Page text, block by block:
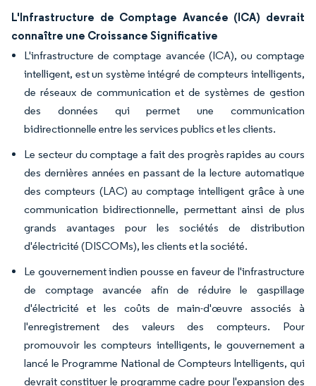
L'Infrastructure de Comptage Avancée (ICA) devrait
connaître une Croissance Significative
L'infrastructure de comptage avancée (ICA), ou comptage
intelligent, est un système intégré de compteurs intelligents,
de réseaux de communication et de systèmes de gestion
des données qui permet une communication
bidirectionnelle entre les services publics et les clients.
Le secteur du comptage a fait des progrès rapides au cours
des dernières années en passant de la lecture automatique
des compteurs (LAC) au comptage intelligent grâce à une
communication bidirectionnelle, permettant ainsi de plus
grands avantages pour les sociétés de distribution
d'électricité (DISCOMs), les clients et la société.
Le gouvernement indien pousse en faveur de l'infrastructure
de comptage avancée afin de réduire le gaspillage
d'électricité et les coûts de main-d'œuvre associés à
l'enregistrement des valeurs des compteurs. Pour
promouvoir les compteurs intelligents, le gouvernement a
lancé le Programme National de Compteurs Intelligents, qui
devrait constituer le programme cadre pour l'expansion des